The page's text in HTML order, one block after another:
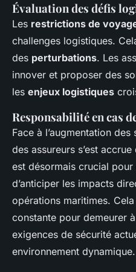
Évaluation des défis
Les restrictions de
challenges logistiques.
des perturbations. Les
innover et proposer des
les enjeux logistiques
Responsabilité en cas
Face à l’augmentation des
des assureurs s’est
est désormais crucial
d’anticiper les impacts
opérations maritimes.
constante pour demeurer
exigences de sécurité
environnement dynamique.